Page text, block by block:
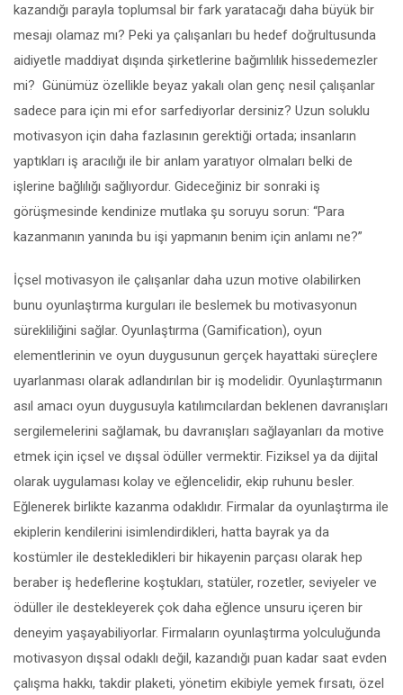
kazandığı parayla toplumsal bir fark yaratacağı daha büyük bir
mesajı olamaz mı? Peki ya çalışanları bu hedef doğrultusunda
aidiyetle maddiyat dışında şirketlerine bağımlılık hissedemezler
mi? Günümüz özellikle beyaz yakalı olan genç nesil çalışanlar
sadece para için mi efor sarfediyorlar dersiniz? Uzun soluklu
motivasyon için daha fazlasının gerektiği ortada; insanların
yaptıkları iş aracılığı ile bir anlam yaratıyor olmaları belki de
işlerine bağlılığı sağlıyordur. Gideceğiniz bir sonraki iş
görüşmesinde kendinize mutlaka şu soruyu sorun: “Para
kazanmanın yanında bu işi yapmanın benim için anlamı ne?”
İçsel motivasyon ile çalışanlar daha uzun motive olabilirken
bunu oyunlaştırma kurguları ile beslemek bu motivasyonun
sürekliliğini sağlar. Oyunlaştırma (Gamification), oyun
elementlerinin ve oyun duygusunun gerçek hayattaki süreçlere
uyarlanması olarak adlandırılan bir iş modelidir. Oyunlaştırmanın
asıl amacı oyun duygusuyla katılımcılardan beklenen davranışları
sergilemelerini sağlamak, bu davranışları sağlayanları da motive
etmek için içsel ve dışsal ödüller vermektir. Fiziksel ya da dijital
olarak uygulaması kolay ve eğlencelidir, ekip ruhunu besler.
Eğlenerek birlikte kazanma odaklıdır. Firmalar da oyunlaştırma ile
ekiplerin kendilerini isimlendirdikleri, hatta bayrak ya da
kostümler ile destekledikleri bir hikayenin parçası olarak hep
beraber iş hedeflerine koştukları, statüler, rozetler, seviyeler ve
ödüller ile destekleyerek çok daha eğlence unsuru içeren bir
deneyim yaşayabiliyorlar. Firmaların oyunlaştırma yolculuğunda
motivasyon dışsal odaklı değil, kazandığı puan kadar saat evden
çalışma hakkı, takdir plaketi, yönetim ekibiyle yemek fırsatı, özel